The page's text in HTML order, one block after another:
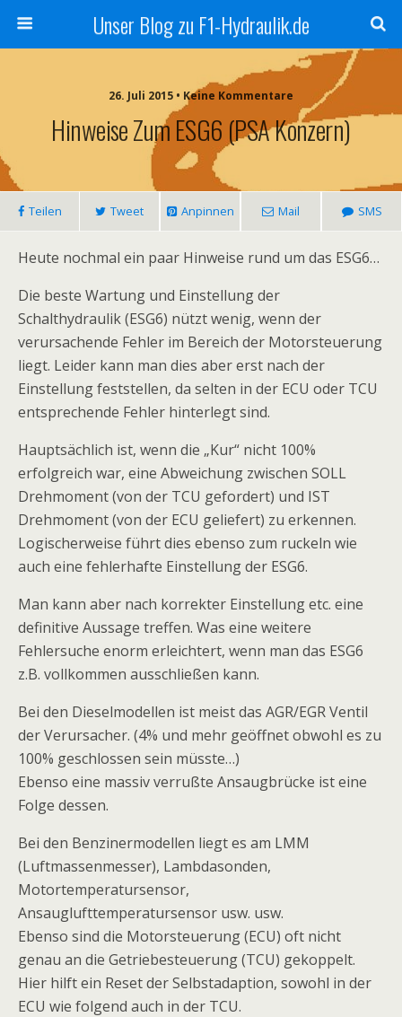
Unser Blog zu F1-Hydraulik.de
26. Juli 2015 • Keine Kommentare
Hinweise Zum ESG6 (PSA Konzern)
Teilen Tweet Anpinnen Mail SMS
Heute nochmal ein paar Hinweise rund um das ESG6…
Die beste Wartung und Einstellung der
Schalthydraulik (ESG6) nützt wenig, wenn der
verursachende Fehler im Bereich der Motorsteuerung
liegt. Leider kann man dies aber erst nach der
Einstellung feststellen, da selten in der ECU oder TCU
entsprechende Fehler hinterlegt sind.
Hauptsächlich ist, wenn die „Kur“ nicht 100%
erfolgreich war, eine Abweichung zwischen SOLL
Drehmoment (von der TCU gefordert) und IST
Drehmoment (von der ECU geliefert) zu erkennen.
Logischerweise führt dies ebenso zum ruckeln wie
auch eine fehlerhafte Einstellung der ESG6.
Man kann aber nach korrekter Einstellung etc. eine
definitive Aussage treffen. Was eine weitere
Fehlersuche enorm erleichtert, wenn man das ESG6
z.B. vollkommen ausschließen kann.
Bei den Dieselmodellen ist meist das AGR/EGR Ventil
der Verursacher. (4% und mehr geöffnet obwohl es zu
100% geschlossen sein müsste…)
Ebenso eine massiv verrußte Ansaugbrücke ist eine
Folge dessen.
Bei den Benzinermodellen liegt es am LMM
(Luftmassenmesser), Lambdasonden,
Motortemperatursensor,
Ansauglufttemperatursensor usw. usw.
Ebenso sind die Motorsteuerung (ECU) oft nicht
genau an die Getriebesteuerung (TCU) gekoppelt.
Hier hilft ein Reset der Selbstadaption, sowohl in der
ECU wie folgend auch in der TCU.